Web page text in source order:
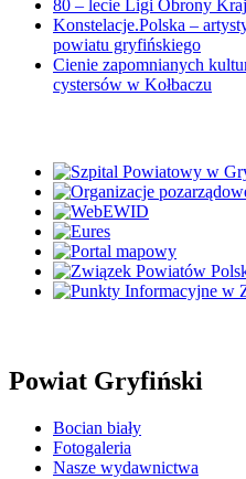
80 – lecie Ligi Obrony
Konstelacje.Polska –
powiatu gryfińskiego
Cienie zapomnianych
cystersów w Kołbaczu
Powiat Gryfiński
Bocian biały
Fotogaleria
Nasze wydawnictwa